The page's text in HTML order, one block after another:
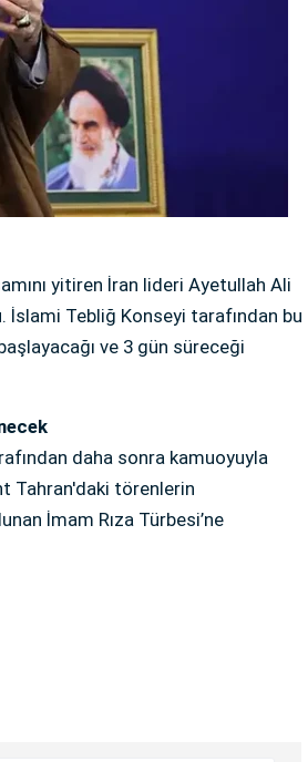
yitiren İran lideri Ayetullah Ali
İslami Tebliğ Konseyi tarafından bu
ve 3 gün süreceği
daha sonra kamuoyuyla
Tahran'daki törenlerin
İmam Rıza Türbesi’ne